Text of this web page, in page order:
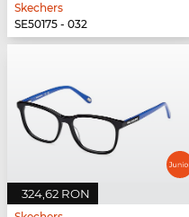
Skechers
SE50175 - 032
324,62 RON